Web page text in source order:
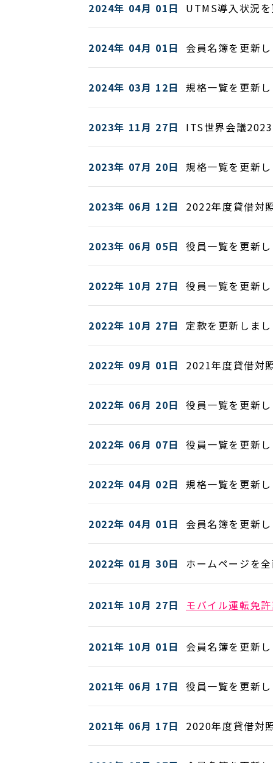
2024年 04月 01日 UTMS導入状況
2024年 04月 01日 会員名簿を更新
2024年 03月 12日 規格一覧を更新
2023年 11月 27日 ITS世界会議
2023年 07月 20日 規格一覧を更新
2023年 06月 12日 2022年度貸借対
2023年 06月 05日 役員一覧を更新
2022年 10月 27日 役員一覧を更新
2022年 10月 27日 定款を更新しま
2022年 09月 01日 2021年度貸借対
2022年 06月 20日 役員一覧を更新
2022年 06月 07日 役員一覧を更新
2022年 04月 02日 規格一覧を更新
2022年 04月 01日 会員名簿を更新
2022年 01月 30日 ホームページを
2021年 10月 27日 モバイル運転免
2021年 10月 01日 会員名簿を更新
2021年 06月 17日 役員一覧を更新
2021年 06月 17日 2020年度貸借対